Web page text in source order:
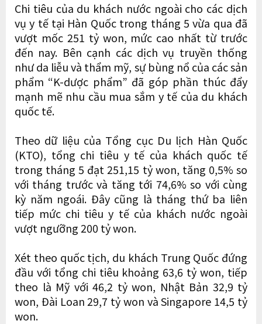
Chi tiêu của du khách nước ngoài cho các dịch
vụ y tế tại Hàn Quốc trong tháng 5 vừa qua đã
vượt mốc 251 tỷ won, mức cao nhất từ trước
đến nay. Bên cạnh các dịch vụ truyền thống
như da liễu và thẩm mỹ, sự bùng nổ của các sản
phẩm “K-dược phẩm” đã góp phần thúc đẩy
mạnh mẽ nhu cầu mua sắm y tế của du khách
quốc tế.
Theo dữ liệu của Tổng cục Du lịch Hàn Quốc
(KTO), tổng chi tiêu y tế của khách quốc tế
trong tháng 5 đạt 251,15 tỷ won, tăng 0,5% so
với tháng trước và tăng tới 74,6% so với cùng
kỳ năm ngoái. Đây cũng là tháng thứ ba liên
tiếp mức chi tiêu y tế của khách nước ngoài
vượt ngưỡng 200 tỷ won.
Xét theo quốc tịch, du khách Trung Quốc đứng
đầu với tổng chi tiêu khoảng 63,6 tỷ won, tiếp
theo là Mỹ với 46,2 tỷ won, Nhật Bản 32,9 tỷ
won, Đài Loan 29,7 tỷ won và Singapore 14,5 tỷ
won.